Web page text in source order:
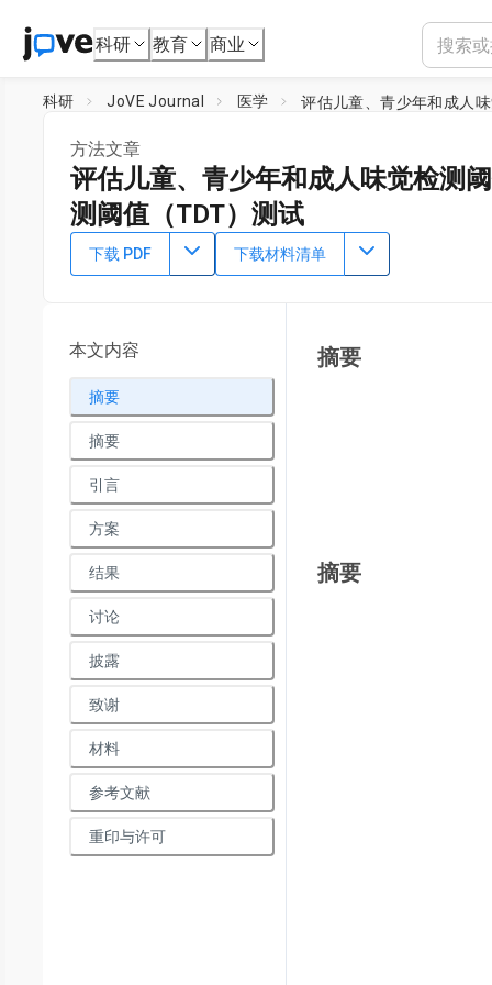
科研 教育 商业
科研 JoVE Journal 医学 评估儿童、青少年和成人
方法文章
评估儿童、青少年和成人味觉检测
测阈值（TDT）测试
DOI： 10.3791/62384 ⸱ 2021年4月21日
Paule V. Joseph1,Julie A. Mennella2,Beverly J. Cowart
Chemical Senses Center
下载 PDF 下载材料清单
本文内容
摘要
摘要
引言
方案
结果
讨论
披露
致谢
材料
参考文献
重印与许可
摘要
摘要